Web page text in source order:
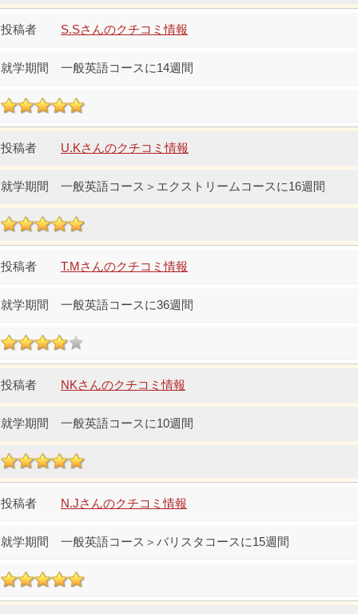
S.Sさんのクチコミ情報
一般英語コースに14週間
U.Kさんのクチコミ情報
一般英語コース＞エクストリームコースに16週間
T.Mさんのクチコミ情報
一般英語コースに36週間
NKさんのクチコミ情報
一般英語コースに10週間
N.Jさんのクチコミ情報
一般英語コース＞バリスタコースに15週間